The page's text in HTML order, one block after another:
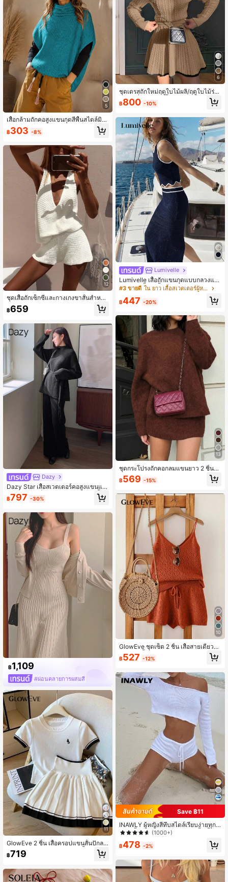
5
เสื้อกล้ามถักคอสูงแขนกุดสีพื้นสไตล์มินิ
มอลวินเทจแฟชั่นลำลองสำหรับผู้หญิง
คุณภาพดี อเนกประสงค์ เหมาะสำหรับใ
ใบไม้ร่วง
฿303 -8%
12
ชุดเสื้อถักเซ็กซี่และกางเกงขาสั้นสำหรับ
ผู้หญิง เหมาะสำหรับใส่ประจำวัน วันหยุ
ด สไตล์ญี่ปุ่น สีขาว ลุคสาวนุ่มนวล
฿659
Dazy
Dazy Star เสื้อสเวตเตอร์คอสูงแขนแร็
กแลนพร้อมเข็มขัดและกางเกงถัก, เสื้อผ้
าผู้หญิงฤดูใบไม้ร่วง เสื้อคอเต่าผู้หญิง
฿797 -30%
฿1,109
#ผ่อนคลายการผสมสี
11
GlowEve 2 ชิ้น เสื้อครอปแขนสั้นปักลา
ยม้าลายตัดกัน และ กระโปรงสั้นจีบเอว
สูง
฿719
6
ชุดเดรสถักใหม่ฤดูใบไม้ผลิ/ฤดูใบไม้ร่วง
2026 ที่หรูหรา มีเสื้อสเวตเตอร์คอโปโล
ปักลายผีเสื้อและกระโปรงเอวสูงความย
฿800 -10%
Lumivelle
Lumivelle เสื้อถักแขนกุดแบบกลวงและ
กระโปรงสั้น 2 ชิ้น สำหรับผู้หญิง, ฤดูร้อ
#3 ขายดี ใน ยาว เสื้อสเวตเตอร์ผู้หญิง
฿447 -20%
13
ชุดกระโปรงถักคอกลมแขนยาว 2 ชิ้น
สำหรับผู้หญิง สไตล์มินิมอล ลำลอง เรีย
บหรู ใส่ประจำวันและอยู่บ้าน ฤดูใบไม้ร่
฿569 -15%
10
GlowEve ชุดเซ็ต 2 ชิ้น เสื้อสายเดี่ยวถัก
ฉลุลายสีพื้นสำหรับวันหยุดฤดูร้อนของผู้
หญิง และกางเกงขาสั้น
฿527 -12%
Save ฿11
INAWLY ผู้หญิงสีทึบสไตล์เรียบง่ายทุกวั
นชุดเสื้อเกาะอกและกางเกงขาสั้นเสื้อกั
(1000+)
฿478 -2%